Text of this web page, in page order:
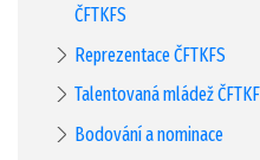
ČFTKFS
Reprezentace ČFTKFS
Talentovaná mládež
Bodování a nominace